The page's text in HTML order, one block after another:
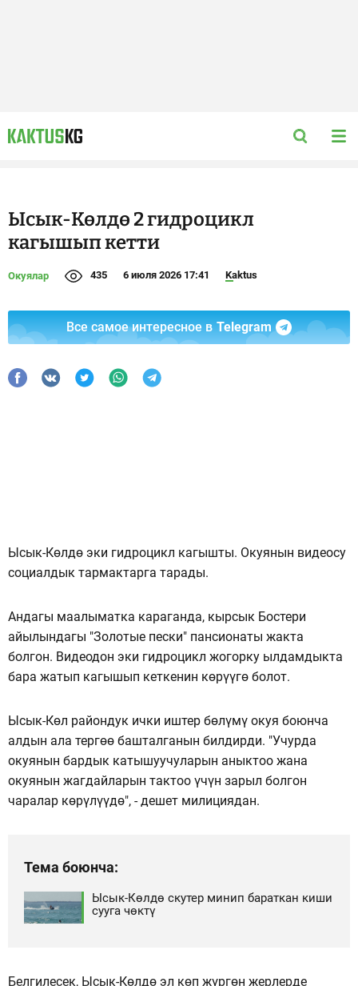
Ысык-Көлдө 2 гидроцикл
кагышып кетти
Окуялар 435 6 июля 2026 17:41 Kaktus
Все самое интересное в Telegram
Ысык-Көлдө эки гидроцикл кагышты. Окуянын видеосу
социалдык тармактарга тарады.
Андагы маалыматка караганда, кырсык Бостери
айылындагы "Золотые пески" пансионаты жакта
болгон. Видеодон эки гидроцикл жогорку ылдамдыкта
бара жатып кагышып кеткенин көрүүгө болот.
Ысык-Көл райондук ички иштер бөлүмү окуя боюнча
алдын ала тергөө башталганын билдирди. "Учурда
окуянын бардык катышуучуларын аныктоо жана
окуянын жагдайларын тактоо үчүн зарыл болгон
чаралар көрүлүүдө", - дешет милициядан.
Тема боюнча:
Ысык-Көлдө скутер минип бараткан киши
сууга чөктү
Белгилесек, Ысык-Көлдө эл көп жүргөн жерлерде